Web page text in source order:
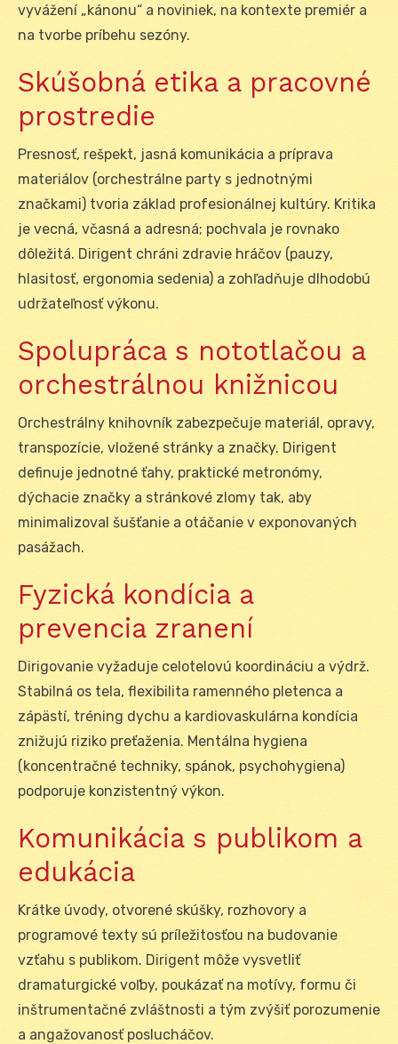
vyvážení „kánonu“ a noviniek, na kontexte premiér a
na tvorbe príbehu sezóny.
Skúšobná etika a pracovné
prostredie
Presnosť, rešpekt, jasná komunikácia a príprava
materiálov (orchestrálne party s jednotnými
značkami) tvoria základ profesionálnej kultúry. Kritika
je vecná, včasná a adresná; pochvala je rovnako
dôležitá. Dirigent chráni zdravie hráčov (pauzy,
hlasitosť, ergonomia sedenia) a zohľadňuje dlhodobú
udržateľnosť výkonu.
Spolupráca s nototlačou a
orchestrálnou knižnicou
Orchestrálny knihovník zabezpečuje materiál, opravy,
transpozície, vložené stránky a značky. Dirigent
definuje jednotné ťahy, praktické metronómy,
dýchacie značky a stránkové zlomy tak, aby
minimalizoval šušťanie a otáčanie v exponovaných
pasážach.
Fyzická kondícia a
prevencia zranení
Dirigovanie vyžaduje celotelovú koordináciu a výdrž.
Stabilná os tela, flexibilita ramenného pletenca a
zápästí, tréning dychu a kardiovaskulárna kondícia
znižujú riziko preťaženia. Mentálna hygiena
(koncentračné techniky, spánok, psychohygiena)
podporuje konzistentný výkon.
Komunikácia s publikom a
edukácia
Krátke úvody, otvorené skúšky, rozhovory a
programové texty sú príležitosťou na budovanie
vzťahu s publikom. Dirigent môže vysvetliť
dramaturgické voľby, poukázať na motívy, formu či
inštrumentačné zvláštnosti a tým zvýšiť porozumenie
a angažovanosť poslucháčov.